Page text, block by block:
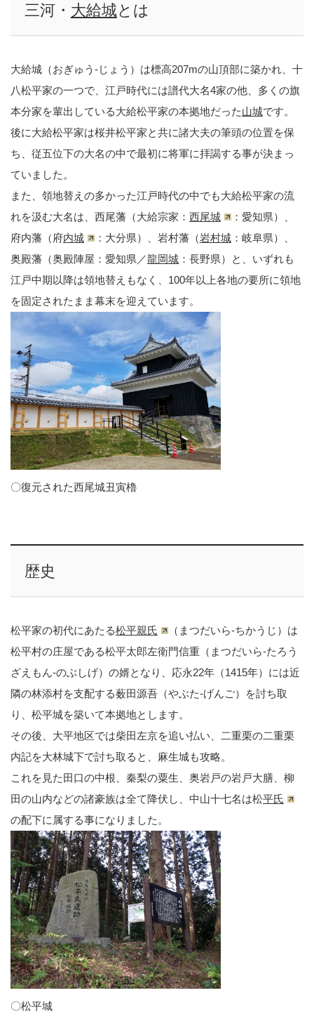
三河・ 大給城とは
大給城（おぎゅう-じょう）は標高207mの山頂部に築かれ、十
八松平家の一つで、江戸時代には譜代大名4家の他、多くの旗
本分家を輩出している大給松平家の本拠地だった山城です。
後に大給松平家は桜井松平家と共に諸大夫の筆頭の位置を保
ち、従五位下の大名の中で最初に将軍に拝謁する事が決まっ
ていました。
また、領地替えの多かった江戸時代の中でも大給松平家の流
れを汲む大名は、西尾藩（大給宗家： 西尾城
：愛知県）、
府内藩（府内城 ：大分県）、岩村藩（岩村城：岐阜県）、
奥殿藩（奥殿陣屋：愛知県／龍岡城 ：長野県）と、いずれも
江戸中期以降は領地替えもなく、100年以上各地の要所に領地
を固定されたまま幕末を迎えています。
〇復元された西尾城丑寅櫓
歴史
松平家の初代にあたる松平親氏
（まつだいら-ちかうじ）は
松平村の庄屋である松平太郎左衛門信重（まつだいら-たろう
ざえもん-のぶしげ）の婿となり、応永22年（1415年）には近
隣の林添村を支配する薮田源吾（やぶた-げんご）を討ち取
り、松平城を築いて本拠地とします。
その後、大平地区では柴田左京を追い払い、二重栗の二重栗
内記を大林城下で討ち取ると、麻生城も攻略。
これを見た田口の中根、秦梨の粟生、奥岩戸の岩戸大膳、柳
田の山内などの諸豪族は全て降伏し、中山十七名は松平氏
の配下に属する事になりました。
〇松平城